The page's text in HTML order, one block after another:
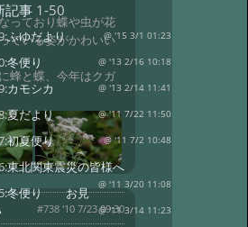
っており蝶や虫が花
ている姿がかわいい
蜂と蝶、今年はクガ
#738 '10 7/23 09:30
記事 1-50
ふゆだより @ '15 3/1 01:23
冬便り @ '13 2/16 10:18
カモシカ @ '13 2/14 11:41
夏だより @ '11 7/22 11:50
初夏便り @ '11 7/2 10:48
東北関東震災の皆様へ
@ '11 3/20 11:08
冬便り お見
@ '11 3/14 11:23